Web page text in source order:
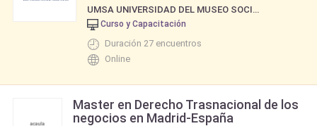
UMSA UNIVERSIDAD DEL MUSEO SOCIAL ARGENTINO
Curso y Capacitación
Duración 27 encuentros
Online
Master en Derecho Trasnacional de los
negocios en Madrid-España